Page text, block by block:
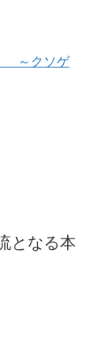
～クソゲ
となる本